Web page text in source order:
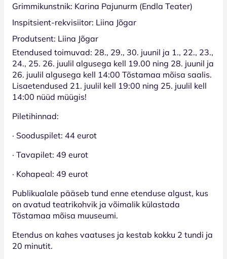
Grimmikunstnik: Karina Pajunurm (Endla Teater)
Inspitsient-rekvisiitor: Liina Jõgar
Produtsent: Liina Jõgar
Etendused toimuvad: 28., 29., 30. juunil ja 1., 22., 23.,
24., 25. 26. juulil algusega kell 19.00 ning 28. juunil ja
26. juulil algusega kell 14:00 Tõstamaa mõisa saalis.
Lisaetendused 21. juulil kell 19:00 ning 25. juulil kell
14:00 nüüd müügis!
Piletihinnad:
· Sooduspilet: 44 eurot
· Tavapilet: 49 eurot
· Kohapeal: 49 eurot
Publikualale pääseb tund enne etenduse algust, kus
on avatud teatrikohvik ja võimalik külastada
Tõstamaa mõisa muuseumi.
Etendus on kahes vaatuses ja kestab kokku 2 tundi ja
20 minutit.